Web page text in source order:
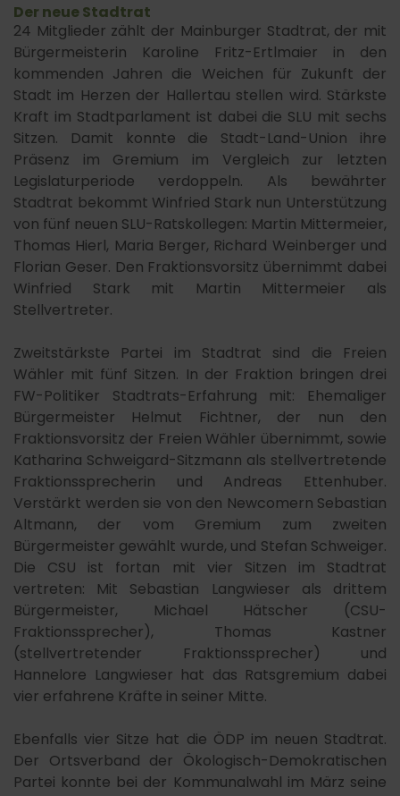
Der neue Stadtrat
24 Mitglieder zählt der Mainburger Stadtrat, der mit
Bürgermeisterin Karoline Fritz-Ertlmaier in den
kommenden Jahren die Weichen für Zukunft der
Stadt im Herzen der Hallertau stellen wird. Stärkste
Kraft im Stadtparlament ist dabei die SLU mit sechs
Sitzen. Damit konnte die Stadt-Land-Union ihre
Präsenz im Gremium im Vergleich zur letzten
Legislaturperiode verdoppeln. Als bewährter
Stadtrat bekommt Winfried Stark nun Unterstützung
von fünf neuen SLU-Ratskollegen: Martin Mittermeier,
Thomas Hierl, Maria Berger, Richard Weinberger und
Florian Geser. Den Fraktionsvorsitz übernimmt dabei
Winfried Stark mit Martin Mittermeier als
Stellvertreter.
Zweitstärkste Partei im Stadtrat sind die Freien
Wähler mit fünf Sitzen. In der Fraktion bringen drei
FW-Politiker Stadtrats-Erfahrung mit: Ehemaliger
Bürgermeister Helmut Fichtner, der nun den
Fraktionsvorsitz der Freien Wähler übernimmt, sowie
Katharina Schweigard-Sitzmann als stellvertretende
Fraktionssprecherin und Andreas Ettenhuber.
Verstärkt werden sie von den Newcomern Sebastian
Altmann, der vom Gremium zum zweiten
Bürgermeister gewählt wurde, und Stefan Schweiger.
Die CSU ist fortan mit vier Sitzen im Stadtrat
vertreten: Mit Sebastian Langwieser als drittem
Bürgermeister, Michael Hätscher (CSU-
Fraktionssprecher), Thomas Kastner
(stellvertretender Fraktionssprecher) und
Hannelore Langwieser hat das Ratsgremium dabei
vier erfahrene Kräfte in seiner Mitte.
Ebenfalls vier Sitze hat die ÖDP im neuen Stadtrat.
Der Ortsverband der Ökologisch-Demokratischen
Partei konnte bei der Kommunalwahl im März seine